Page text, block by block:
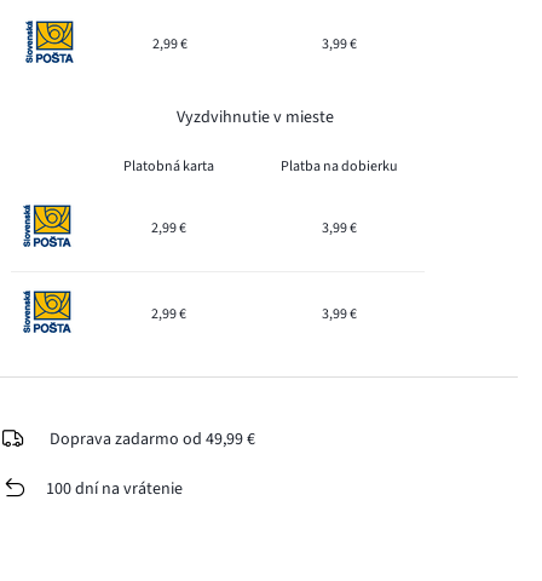
2,99 € 3,99 €
Vyzdvihnutie v mieste
Platobná karta Platba na dobierku
2,99 € 3,99 €
2,99 € 3,99 €
Doprava zadarmo od 49,99 €
100 dní na vrátenie